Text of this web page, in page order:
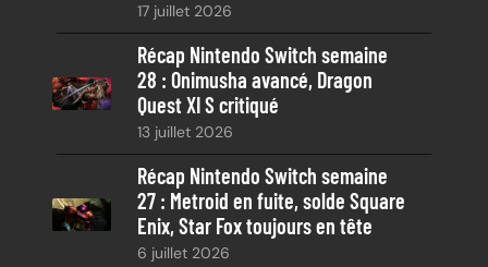
17 juillet 2026
Récap Nintendo Switch semaine
28 : Onimusha avancé, Dragon
Quest XI S critiqué
13 juillet 2026
Récap Nintendo Switch semaine
27 : Metroid en fuite, solde Square
Enix, Star Fox toujours en tête
6 juillet 2026